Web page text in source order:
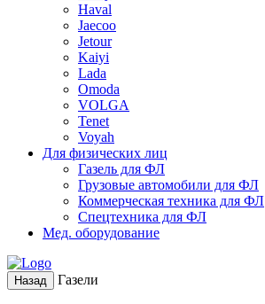
Haval
Jaecoo
Jetour
Kaiyi
Lada
Omoda
VOLGA
Tenet
Voyah
Для физических лиц
Газель для ФЛ
Грузовые автомобили для ФЛ
Коммерческая техника для ФЛ
Спецтехника для ФЛ
Мед. оборудование
Назад Газели